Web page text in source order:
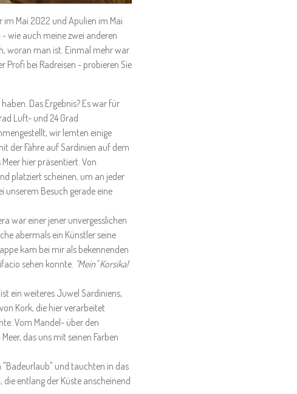
im Mai 2022 und Apulien im Mai
wie auch meine zwei anderen
woran man ist. Einmal mehr war
Profi bei Radreisen - probieren Sie
Das Ergebnis? Es war für
Luft- und 24 Grad
wir lernten einige
der Fähre auf Sardinien auf dem
hier präsentiert. Von
platziert scheinen, um an jeder
unserem Besuch gerade eine
war einer jener unvergesslichen
abermals ein Künstler seine
kam bei mir als bekennenden
sehen konnte. "Mein" Korsika!
ist ein weiteres Juwel Sardiniens,
Kork, die hier verarbeitet
Vom Mandel- über den
das uns mit seinen Farben
und tauchten in das
entlang der Küste anscheinend